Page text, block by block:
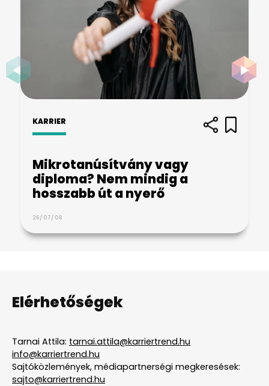
KARRIER
Mikrotanúsítvány vagy
diploma? Nem mindig a
hosszabb út a nyerő
26/07/08
Elérhetőségek
Tarnai Attila: tarnai.attila@karriertrend.hu
info@karriertrend.hu
Sajtóközlemények, médiapartnerségi megkeresések:
sajto@karriertrend.hu